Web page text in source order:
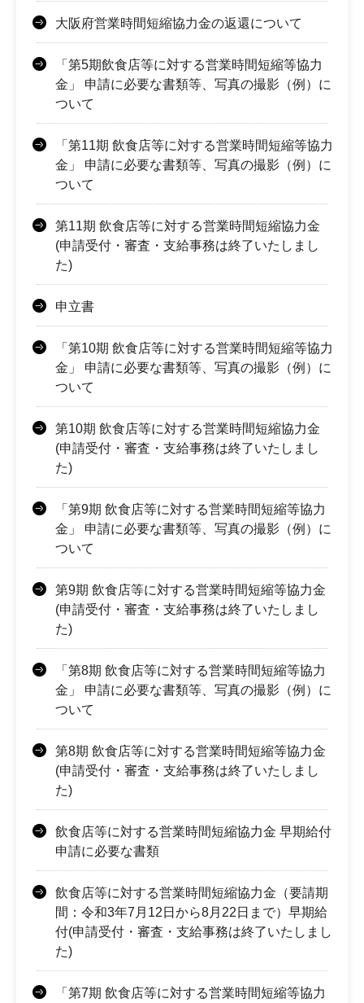
大阪府営業時間短縮協力金の返還について
「第5期飲食店等に対する営業時間短縮等協力
金」 申請に必要な書類等、写真の撮影（例）に
ついて
「第11期 飲食店等に対する営業時間短縮等協力
金」 申請に必要な書類等、写真の撮影（例）に
ついて
第11期 飲食店等に対する営業時間短縮協力金
(申請受付・審査・支給事務は終了いたしまし
た)
申立書
「第10期 飲食店等に対する営業時間短縮等協力
金」 申請に必要な書類等、写真の撮影（例）に
ついて
第10期 飲食店等に対する営業時間短縮協力金
(申請受付・審査・支給事務は終了いたしまし
た)
「第9期 飲食店等に対する営業時間短縮等協力
金」 申請に必要な書類等、写真の撮影（例）に
ついて
第9期 飲食店等に対する営業時間短縮等協力金
(申請受付・審査・支給事務は終了いたしまし
た)
「第8期 飲食店等に対する営業時間短縮等協力
金」 申請に必要な書類等、写真の撮影（例）に
ついて
第8期 飲食店等に対する営業時間短縮等協力金
(申請受付・審査・支給事務は終了いたしまし
た)
飲食店等に対する営業時間短縮協力金 早期給付
申請に必要な書類
飲食店等に対する営業時間短縮協力金（要請期
間：令和3年7月12日から8月22日まで）早期給
付(申請受付・審査・支給事務は終了いたしまし
た)
「第7期 飲食店等に対する営業時間短縮等協力